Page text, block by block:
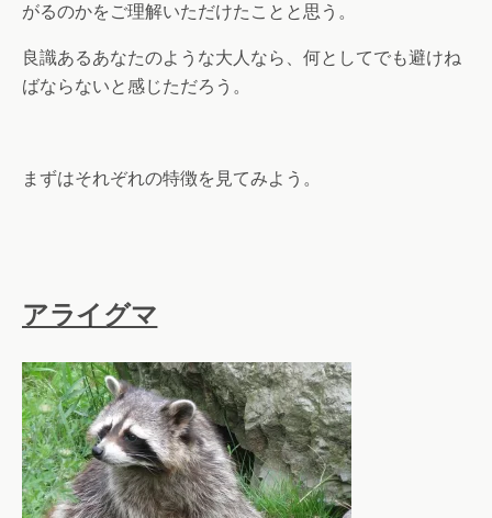
がるのかをご理解いただけたことと思う。
良識あるあなたのような大人なら、何としてでも避けね
ばならないと感じただろう。
まずはそれぞれの特徴を見てみよう。
アライグマ